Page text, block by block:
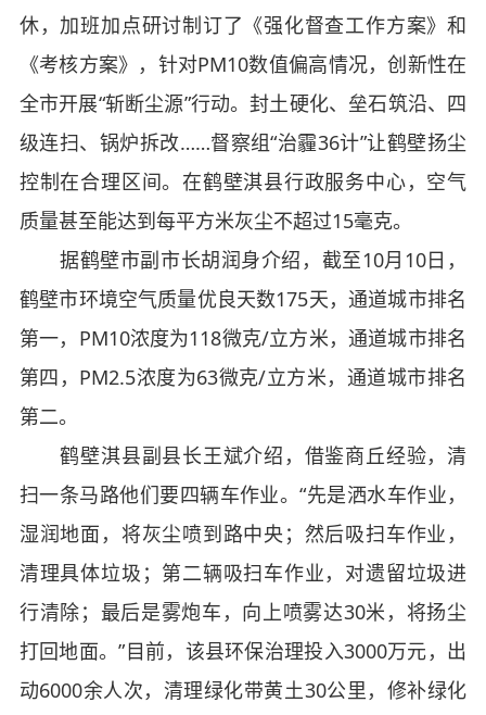
休，加班加点研讨制订了《强化督查工作方案》和
《考核方案》，针对PM10数值偏高情况，创新性在
全市开展“斩断尘源”行动。封土硬化、垒石筑沿、四
级连扫、锅炉拆改……督察组“治霾36计”让鹤壁扬尘
控制在合理区间。在鹤壁淇县行政服务中心，空气
质量甚至能达到每平方米灰尘不超过15毫克。
据鹤壁市副市长胡润身介绍，截至10月10日，
鹤壁市环境空气质量优良天数175天，通道城市排名
第一，PM10浓度为118微克/立方米，通道城市排名
第四，PM2.5浓度为63微克/立方米，通道城市排名
第二。
鹤壁淇县副县长王斌介绍，借鉴商丘经验，清
扫一条马路他们要四辆车作业。“先是洒水车作业，
湿润地面，将灰尘喷到路中央；然后吸扫车作业，
清理具体垃圾；第二辆吸扫车作业，对遗留垃圾进
行清除；最后是雾炮车，向上喷雾达30米，将扬尘
打回地面。”目前，该县环保治理投入3000万元，出
动6000余人次，清理绿化带黄土30公里，修补绿化